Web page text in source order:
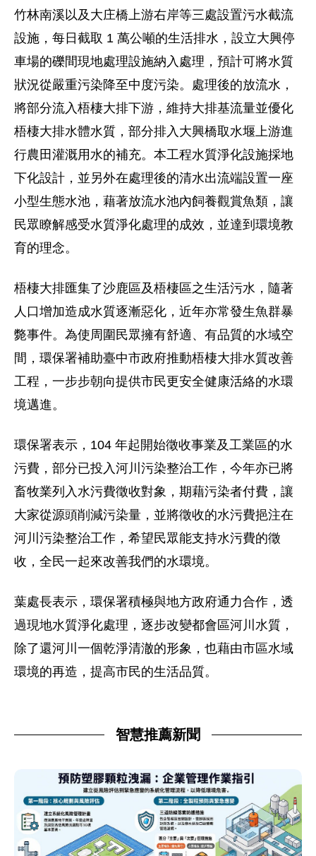
竹林南溪以及大庄橋上游右岸等三處設置污水截流
設施，每日截取 1 萬公噸的生活排水，設立大興停
車場的礫間現地處理設施納入處理，預計可將水質
狀況從嚴重污染降至中度污染。處理後的放流水，
將部分流入梧棲大排下游，維持大排基流量並優化
梧棲大排水體水質，部分排入大興橋取水堰上游進
行農田灌溉用水的補充。本工程水質淨化設施採地
下化設計，並另外在處理後的清水出流端設置一座
小型生態水池，藉著放流水池內飼養觀賞魚類，讓
民眾瞭解感受水質淨化處理的成效，並達到環境教
育的理念。
梧棲大排匯集了沙鹿區及梧棲區之生活污水，隨著
人口增加造成水質逐漸惡化，近年亦常發生魚群暴
斃事件。為使周圍民眾擁有舒適、有品質的水域空
間，環保署補助臺中市政府推動梧棲大排水質改善
工程，一步步朝向提供市民更安全健康活絡的水環
境邁進。
環保署表示，104 年起開始徵收事業及工業區的水
污費，部分已投入河川污染整治工作，今年亦已將
畜牧業列入水污費徵收對象，期藉污染者付費，讓
大家從源頭削減污染量，並將徵收的水污費挹注在
河川污染整治工作，希望民眾能支持水污費的徵
收，全民一起來改善我們的水環境。
葉處長表示，環保署積極與地方政府通力合作，透
過現地水質淨化處理，逐步改變都會區河川水質，
除了還河川一個乾淨清澈的形象，也藉由市區水域
環境的再造，提高市民的生活品質。
智慧推薦新聞